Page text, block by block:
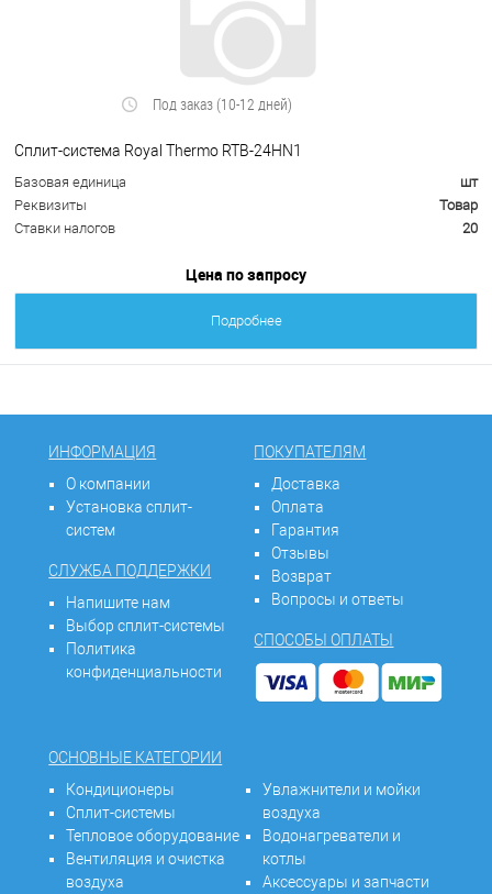
Под заказ (10-12 дней)
Сплит-система Royal Thermo RTB-24HN1
Базовая единица
шт
Реквизиты
Товар
Ставки налогов
20
Цена по запросу
Подробнее
ИНФОРМАЦИЯ
О компании
Установка сплит-
систем
СЛУЖБА ПОДДЕРЖКИ
Напишите нам
Выбор сплит-системы
Политика
конфиденциальности
ПОКУПАТЕЛЯМ
Доставка
Оплата
Гарантия
Отзывы
Возврат
Вопросы и ответы
СПОСОБЫ ОПЛАТЫ
ОСНОВНЫЕ КАТЕГОРИИ
Кондиционеры
Сплит-системы
Тепловое оборудование
Вентиляция и очистка
воздуха
Увлажнители и мойки
воздуха
Водонагреватели и
котлы
Аксессуары и запчасти